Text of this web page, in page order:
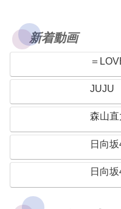
新着動画
＝
JUJU
森山直
日向
日向